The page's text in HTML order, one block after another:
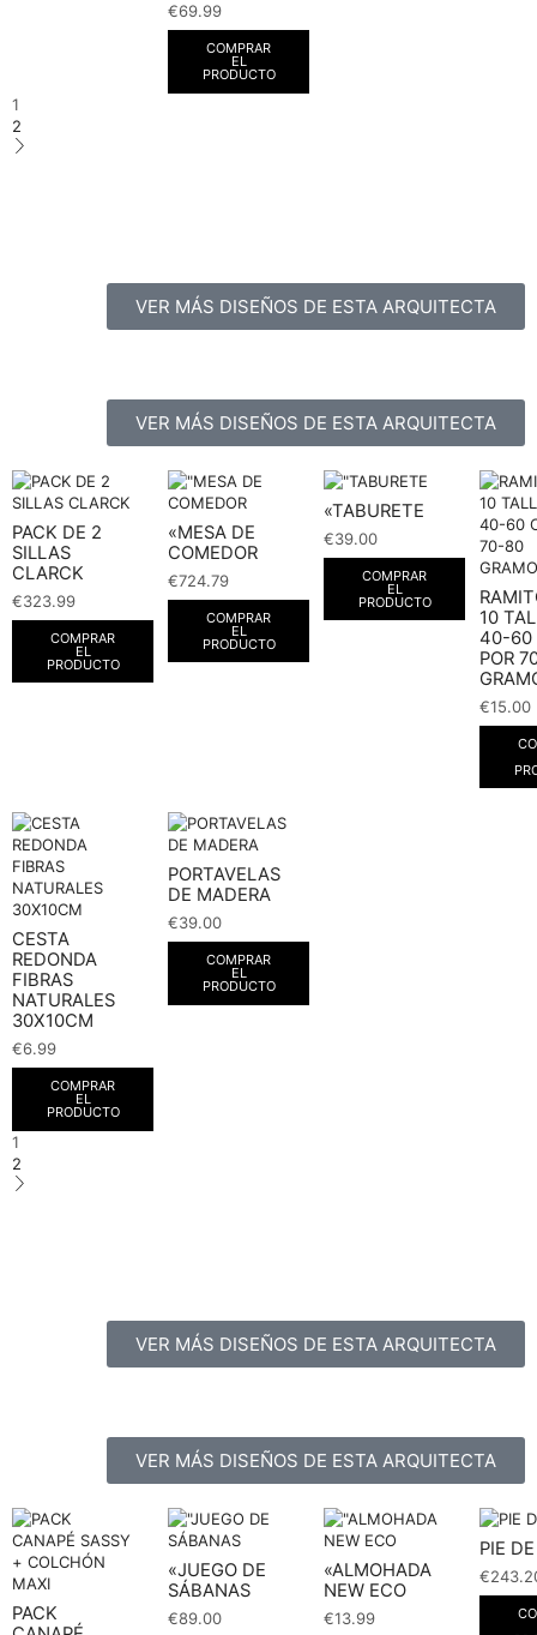
€69.99
COMPRAR
EL
PRODUCTO
1
2
VER MÁS DISEÑOS DE ESTA ARQUITECTA
VER MÁS DISEÑOS DE ESTA ARQUITECTA
PACK DE 2
SILLAS
CLARCK
€323.99
COMPRAR
EL
PRODUCTO
«MESA DE
COMEDOR
€724.79
COMPRAR
EL
PRODUCTO
«TABURETE
€39.00
COMPRAR
EL
PRODUCTO
10
40-60
POR
€15.00
CESTA
REDONDA
FIBRAS
NATURALES
30X10CM
€6.99
COMPRAR
EL
PRODUCTO
PORTAVELAS
DE MADERA
€39.00
COMPRAR
EL
PRODUCTO
1
2
VER MÁS DISEÑOS DE ESTA ARQUITECTA
VER MÁS DISEÑOS DE ESTA ARQUITECTA
PACK
«JUEGO DE
SÁBANAS
€89.00
«ALMOHADA
NEW ECO
€13.99
PIE
€